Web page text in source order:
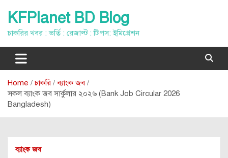
content
KFPlanet BD Blog
চাকরির খবর : ভর্তি : রেজাল্ট : টিপস: ইমিগ্রেশন
Home চাকরি
ব্যাংক জব
সকল ব্যাংক জব সার্কুলার ২০২৬ (Bank Job Circular 2026
Bangladesh)
ব্যাংক জব